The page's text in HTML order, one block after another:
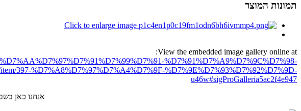
תמונות המוצר
View the embedded image gallery online at:
%D7%91%D7%A9%D7%9C%D7%98-
397-%D7%A8%D7%97%D7%A4%D7%9F-%D7%9E%D7%93%D7%92%D7%9D-
u46w#sigProGalleria5ac2f4e947
אנחנו כאן